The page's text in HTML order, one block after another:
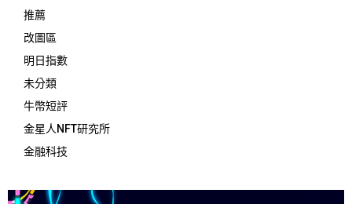
推薦
改圖區
明日指數
未分類
牛幣短評
金星人NFT研究所
金融科技